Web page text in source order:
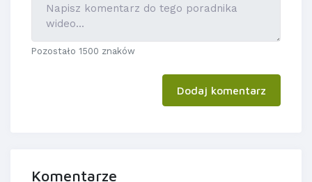
Pozostało 1500 znaków
Dodaj komentarz
Komentarze